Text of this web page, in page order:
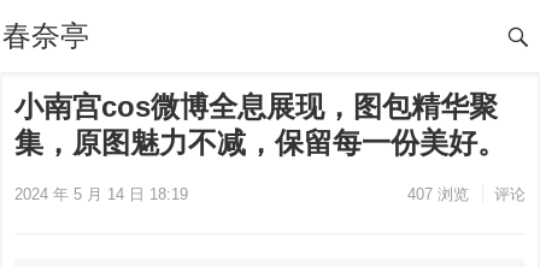
春奈亭
小南宫cos微博全息展现，图包精华聚
集，原图魅力不减，保留每一份美好。
2024 年 5 月 14 日 18:19 407浏览 评论